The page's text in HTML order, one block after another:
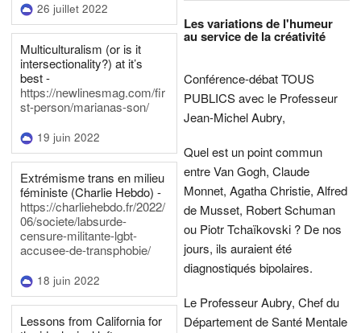
26 juillet 2022
Multiculturalism (or is it
intersectionality?) at it’s
best -
https://newlinesmag.com/fir
st-person/marianas-son/
19 juin 2022
Extrémisme trans en milieu
féministe (Charlie Hebdo) -
https://charliehebdo.fr/2022/
06/societe/labsurde-
censure-militante-lgbt-
accusee-de-transphobie/
18 juin 2022
Lessons from California for
Les variations de l'humeur
au service de la créativité
Conférence-débat TOUS
PUBLICS avec le Professeur
Jean-Michel Aubry,
Quel est un point commun
entre Van Gogh, Claude
Monnet, Agatha Christie, Alfred
de Musset, Robert Schuman
ou Piotr Tchaïkovski ? De nos
jours, ils auraient été
diagnostiqués bipolaires.
Le Professeur Aubry, Chef du
Département de Santé Mentale